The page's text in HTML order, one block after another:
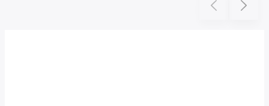
Previous Next